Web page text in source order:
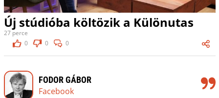
Új stúdióba költözik a Különutas
27 perce
0
0 0
FODOR GÁBOR
Facebook